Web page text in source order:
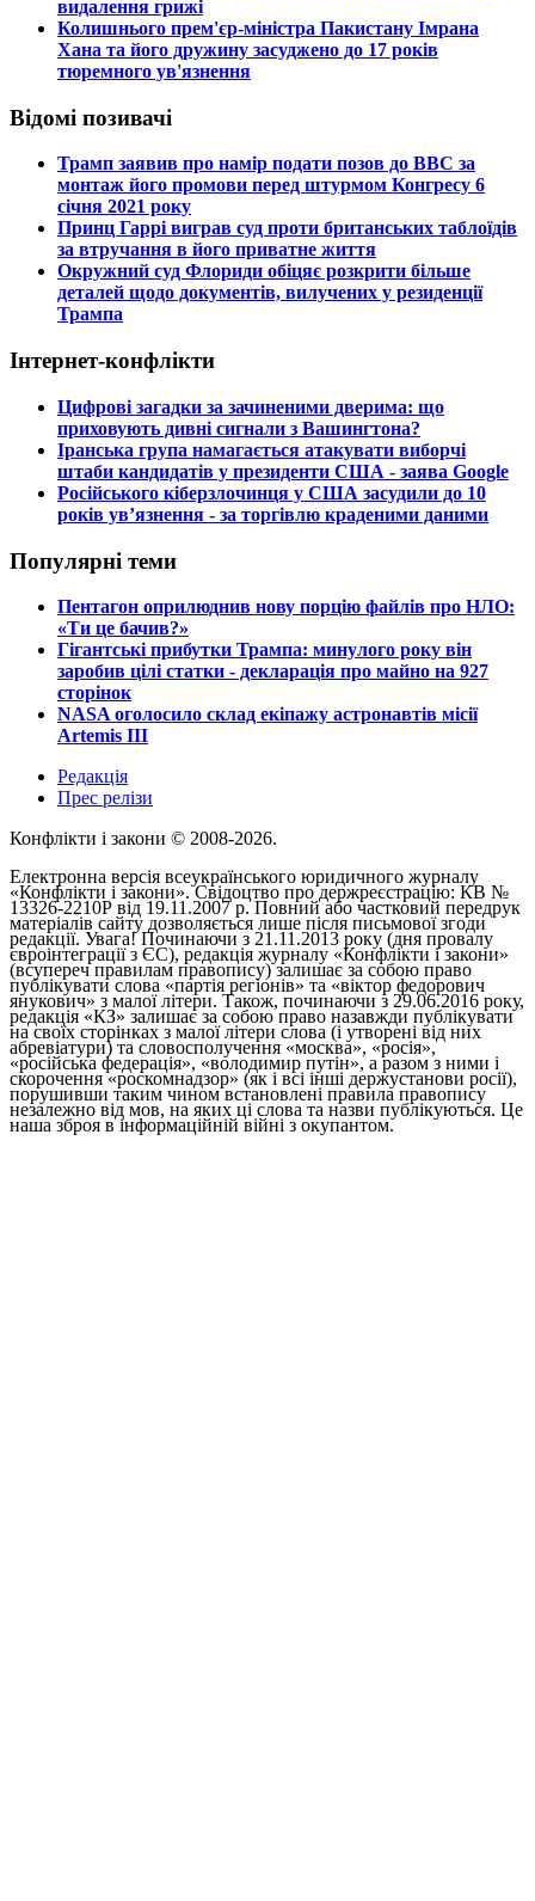
видалення грижі
​Колишнього прем'єр-міністра Пакистану Імрана
Хана та його дружину засуджено до 17 років
тюремного ув'язнення
Відомі позивачі
​Трамп заявив про намір подати позов до ВВС за
монтаж його промови перед штурмом Конгресу 6
січня 2021 року
​Принц Гаррі виграв суд проти британських таблоїдів
за втручання в його приватне життя
​Окружний суд Флориди обіцяє розкрити більше
деталей щодо документів, вилучених у резиденції
Трампа
Інтернет-конфлікти
​Цифрові загадки за зачиненими дверима: що
приховують дивні сигнали з Вашингтона?
​Іранська група намагається атакувати виборчі
штаби кандидатів у президенти США - заява Google
​Російського кіберзлочинця у США засудили до 10
років ув’язнення - за торгівлю краденими даними
Популярні теми
​Пентагон оприлюднив нову порцію файлів про НЛО:
«Ти це бачив?»
​Гігантські прибутки Трампа: минулого року він
заробив цілі статки - декларація про майно на 927
сторінок
​NASA оголосило склад екіпажу астронавтів місії
Artemis III
Редакція
Прес релізи
Конфлікти і закони © 2008-2026.
Електронна версія всеукраїнського юридичного журналу
«Конфлікти і закони». Свідоцтво про держреєстрацію: КВ №
13326-2210Р від 19.11.2007 р. Повний або частковий передрук
матеріалів сайту дозволяється лише після письмової згоди
редакції. Увага! Починаючи з 21.11.2013 року (дня провалу
євроінтеграції з ЄС), редакція журналу «Конфлікти і закони»
(всупереч правилам правопису) залишає за собою право
публікувати слова «партія регіонів» та «віктор федорович
янукович» з малої літери. Також, починаючи з 29.06.2016 року,
редакція «КЗ» залишає за собою право назавжди публікувати
на своїх сторінках з малої літери слова (і утворені від них
абревіатури) та словосполучення «москва», «росія»,
«російська федерація», «володимир путін», а разом з ними і
скорочення «роскомнадзор» (як і всі інші держустанови росії),
порушивши таким чином встановлені правила правопису
незалежно від мов, на яких ці слова та назви публікуються. Це
наша зброя в інформаційній війні з окупантом.